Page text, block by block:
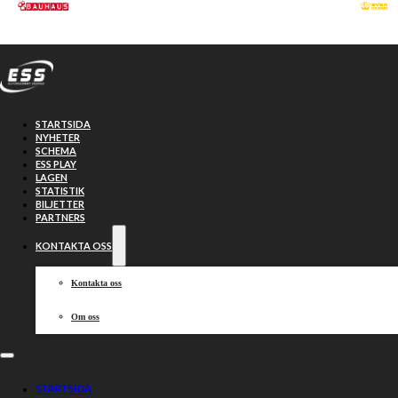
Hoppa till huvudinnehåll
STARTSIDA
NYHETER
SCHEMA
ESS PLAY
LAGEN
STATISTIK
BILJETTER
PARTNERS
KONTAKTA OSS
Kontakta oss
Om oss
STARTSIDA
TV-guide för